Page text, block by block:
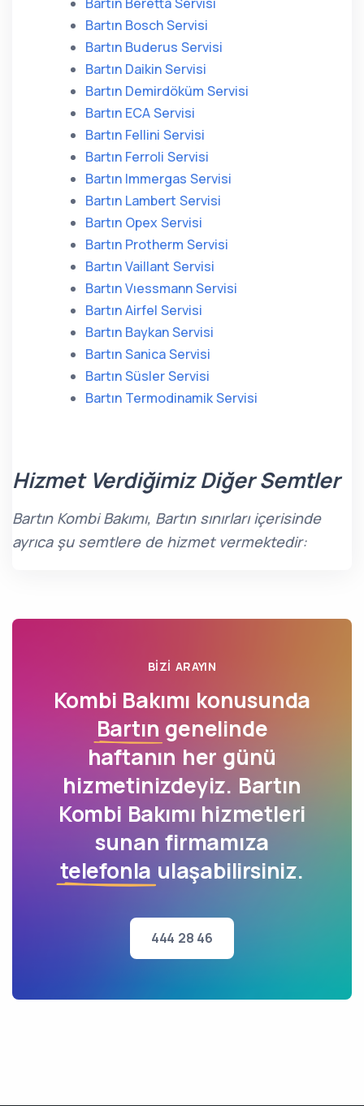
Bartın Bosch Servisi
Bartın Buderus Servisi
Bartın Daikin Servisi
Bartın Demirdöküm Servisi
Bartın ECA Servisi
Bartın Fellini Servisi
Bartın Ferroli Servisi
Bartın Immergas Servisi
Bartın Lambert Servisi
Bartın Opex Servisi
Bartın Protherm Servisi
Bartın Vaillant Servisi
Bartın Vıessmann Servisi
Bartın Airfel Servisi
Bartın Baykan Servisi
Bartın Sanica Servisi
Bartın Süsler Servisi
Bartın Termodinamik Servisi
Hizmet Verdiğimiz Diğer Semtler
Bartın Kombi Bakımı, Bartın sınırları içerisinde
ayrıca şu semtlere de hizmet vermektedir:
BIZI ARAYIN
Kombi Bakımı konusunda
Bartın genelinde
haftanın her günü
hizmetinizdeyiz. Bartın
Kombi Bakımı hizmetleri
sunan firmamıza
telefonla ulaşabilirsiniz.
444 28 46